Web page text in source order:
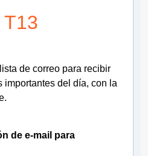
de correo para recibir
importantes del día, con la
de e-mail para